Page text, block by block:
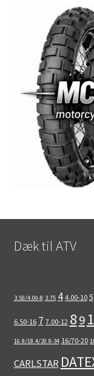
Dæk til ATV
3.50/4.00-8 3.75 4 4.00-10 5
6.50-16 7 7.00-12 89
16.9/18.4/20.8-34 16/70-20
CARLSTAR